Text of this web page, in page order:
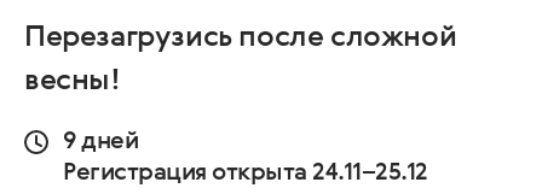
Перезагрузись после сложной
весны!
9 дней
Регистрация открыта 24.11–25.12